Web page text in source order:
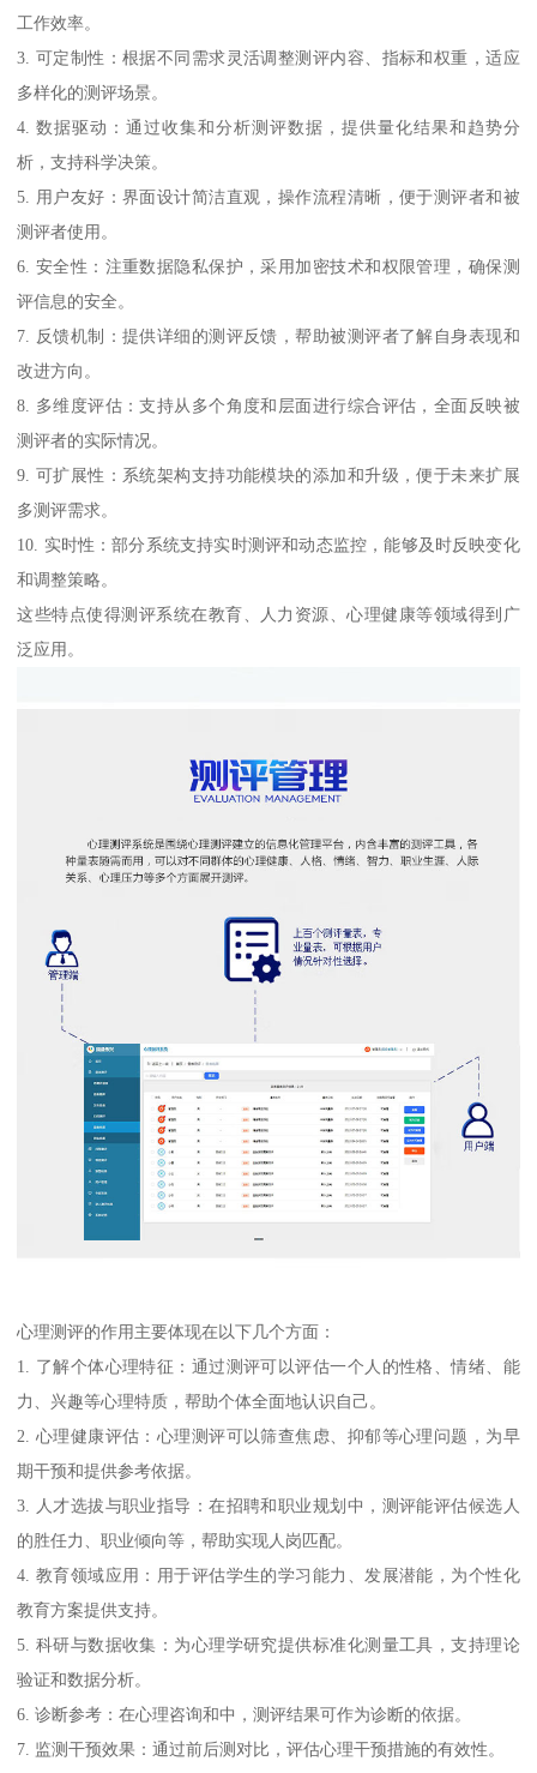
工作效率。
3. 可定制性：根据不同需求灵活调整测评内容、指标和权重，适应
多样化的测评场景。
4. 数据驱动：通过收集和分析测评数据，提供量化结果和趋势分
析，支持科学决策。
5. 用户友好：界面设计简洁直观，操作流程清晰，便于测评者和被
测评者使用。
6. 安全性：注重数据隐私保护，采用加密技术和权限管理，确保测
评信息的安全。
7. 反馈机制：提供详细的测评反馈，帮助被测评者了解自身表现和
改进方向。
8. 多维度评估：支持从多个角度和层面进行综合评估，全面反映被
测评者的实际情况。
9. 可扩展性：系统架构支持功能模块的添加和升级，便于未来扩展
多测评需求。
10. 实时性：部分系统支持实时测评和动态监控，能够及时反映变化
和调整策略。
这些特点使得测评系统在教育、人力资源、心理健康等领域得到广
泛应用。
心理测评的作用主要体现在以下几个方面：
1. 了解个体心理特征：通过测评可以评估一个人的性格、情绪、能
力、兴趣等心理特质，帮助个体全面地认识自己。
2. 心理健康评估：心理测评可以筛查焦虑、抑郁等心理问题，为早
期干预和提供参考依据。
3. 人才选拔与职业指导：在招聘和职业规划中，测评能评估候选人
的胜任力、职业倾向等，帮助实现人岗匹配。
4. 教育领域应用：用于评估学生的学习能力、发展潜能，为个性化
教育方案提供支持。
5. 科研与数据收集：为心理学研究提供标准化测量工具，支持理论
验证和数据分析。
6. 诊断参考：在心理咨询和中，测评结果可作为诊断的依据。
7. 监测干预效果：通过前后测对比，评估心理干预措施的有效性。